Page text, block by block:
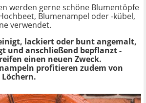
werden gerne schöne Blumentöpfe
Blumenampel oder -kübel,
verwendet.
lackiert oder bunt angemalt,
und anschließend bepflanzt -
einen neuen Zweck.
profitieren zudem von